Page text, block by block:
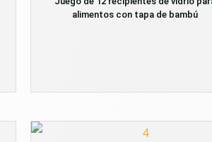
alimentos con tapa de bambú